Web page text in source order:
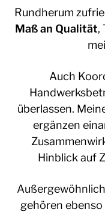
Rundherum
Maß an Qualität,
Auch
überlassen.
ergänzen
Hinblick auf
gehören